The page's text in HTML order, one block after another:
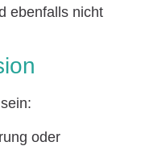
ebenfalls nicht
oder